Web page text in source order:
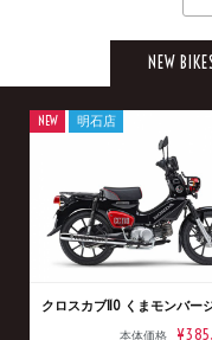
NEW
クロスカブ110 くまモンバー
本体価格
NEW 明石店